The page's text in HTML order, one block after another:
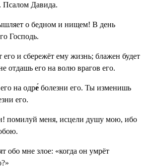
Псалом Давида.
о бедном и нищем! В день
Господь.
его и сбережёт ему жизнь; блажен будет
отдашь его на волю врагов его.
на одре́ болезни его. Ты изменишь
его.
помилуй меня, исцели душу мою, ибо
обо мне злое: «когда он умрёт